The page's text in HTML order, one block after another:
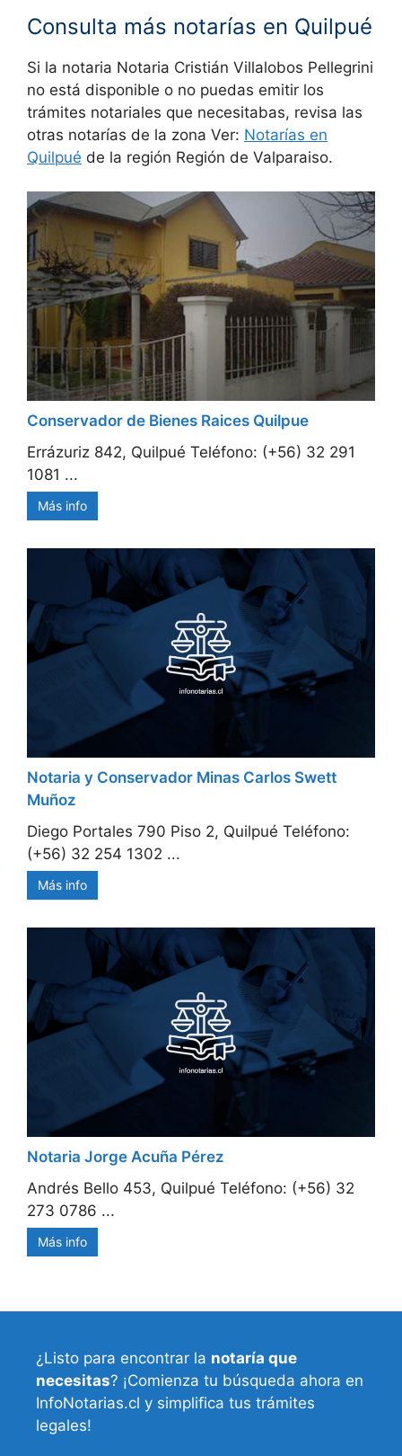
Consulta más notarías en Quilpué
Si la notaria Notaria Cristián Villalobos Pellegrini
no está disponible o no puedas emitir los
trámites notariales que necesitabas, revisa las
otras notarías de la zona Ver: Notarías en
Quilpué de la región Región de Valparaiso.
Conservador de Bienes Raices Quilpue
Errázuriz 842, Quilpué Teléfono: (+56) 32 291
1081 ...
Más info
Notaria y Conservador Minas Carlos Swett
Muñoz
Diego Portales 790 Piso 2, Quilpué Teléfono:
(+56) 32 254 1302 ...
Más info
Notaria Jorge Acuña Pérez
Andrés Bello 453, Quilpué Teléfono: (+56) 32
273 0786 ...
Más info
¿Listo para encontrar la notaría que
necesitas? ¡Comienza tu búsqueda ahora en
InfoNotarias.cl y simplifica tus trámites
legales!